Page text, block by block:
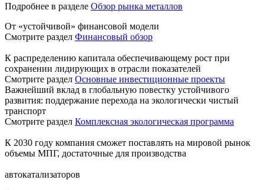
Подробнее в разделе Обзор рынка металлов
От «устойчивой» финансовой модели
Смотрите раздел Финансовый обзор
К распределению капитала обеспечивающему рост при
сохранении лидирующих в отрасли показателей
Смотрите раздел Основные инвестиционные проекты
Важнейший вклад в глобальную повестку устойчивого
развития: поддержание перехода на экологически чистый
транспорт
Смотрите раздел Комплексная экологическая программа
К 2030 году компания сможет поставлять на мировой рынок
объемы МПГ, достаточные для производства
автокатализаторов